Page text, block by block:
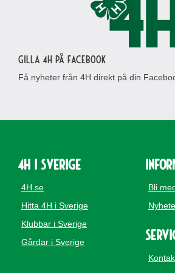
Gilla 4H på Facebook
Få nyheter från 4H direkt på din
4H i Sverige
4H.se
Hitta 4H i Sverige
Klubbar i Sverige
Gårdar i Sverige
Bli